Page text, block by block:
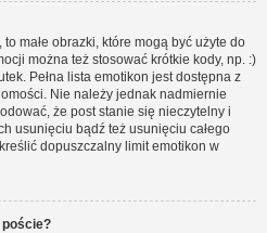
małe obrazki, które mogą być użyte do
można też stosować krótkie kody, np. :)
Pełna lista emotikon jest dostępna z
Nie należy jednak nadmiernie
że post stanie się nieczytelny i
usunięciu bądź też usunięciu całego
dopuszczalny limit emotikon w
poście?